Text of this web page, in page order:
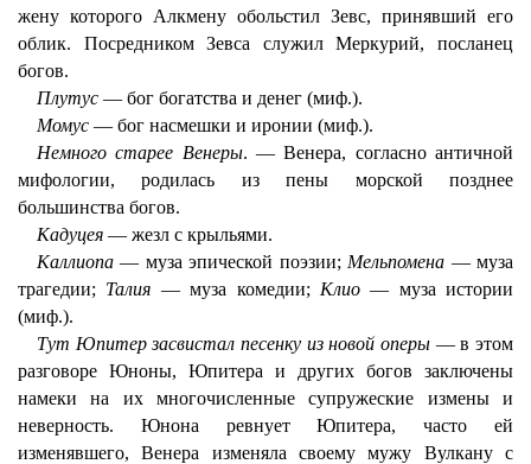
жену которого Алкмену обольстил Зевс, принявший его
облик. Посредником Зевса служил Меркурий, посланец
богов.
Плутус — бог богатства и денег (миф.).
Момус — бог насмешки и иронии (миф.).
Немного старее Венеры. — Венера, согласно античной
мифологии, родилась из пены морской позднее
большинства богов.
Кадуцея — жезл с крыльями.
Каллиопа— муза эпической поэзии; Мельпомена — муза
трагедии; Талия — муза комедии; Клио— муза истории
(миф.).
Тут Юпитер засвистал песенку из новой оперы — в этом
разговоре Юноны, Юпитера и других богов заключены
намеки на их многочисленные супружеские измены и
неверность. Юнона ревнует Юпитера, часто ей
изменявшего, Венера изменяла своему мужу Вулкану с